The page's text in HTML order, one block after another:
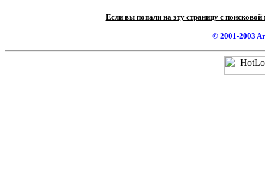
Если вы попали на эту страницу с
© 2001-2003